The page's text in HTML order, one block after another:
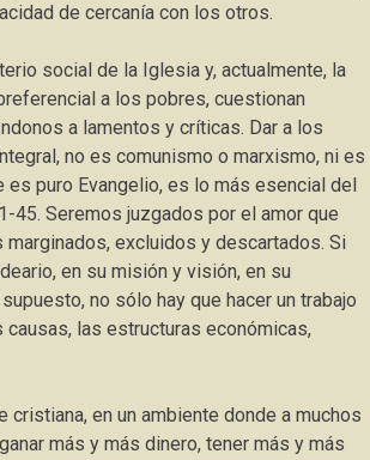
de cercanía con los otros.
social de la Iglesia y, actualmente, la
a los pobres, cuestionan
a lamentos y críticas. Dar a los
no es comunismo o marxismo, ni es
puro Evangelio, es lo más esencial del
45. Seremos juzgados por el amor que
excluidos y descartados. Si
en su misión y visión, en su
no sólo hay que hacer un trabajo
las estructuras económicas,
en un ambiente donde a muchos
más y más dinero, tener más y más